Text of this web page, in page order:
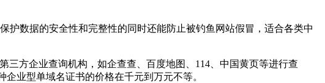
护数据的安全性和完整性的同时还能防止被钓鱼网站假冒，适合各类中
三方企业查询机构，如企查查、百度地图、114、中国黄页等进行查
业型单域名证书的价格在千元到万元不等。